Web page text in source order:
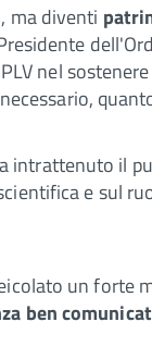
ma diventi
nel
intrattenuto il
e sul
un forte
ben